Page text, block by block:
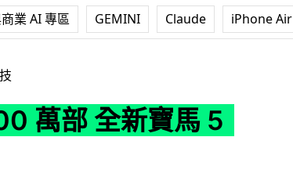
業 AI 專區 GEMINI Claude iPhone Air
萬部 全新寶馬 5